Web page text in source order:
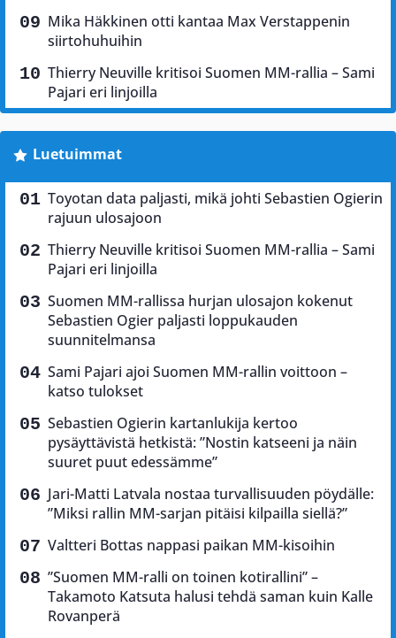
Mika Häkkinen otti kantaa Max Verstappenin
siirtohuhuihin
Thierry Neuville kritisoi Suomen MM-rallia – Sami
Pajari eri linjoilla
Luetuimmat
Toyotan data paljasti, mikä johti Sebastien Ogierin
rajuun ulosajoon
Thierry Neuville kritisoi Suomen MM-rallia – Sami
Pajari eri linjoilla
Suomen MM-rallissa hurjan ulosajon kokenut
Sebastien Ogier paljasti loppukauden
suunnitelmansa
Sami Pajari ajoi Suomen MM-rallin voittoon –
katso tulokset
Sebastien Ogierin kartanlukija kertoo
pysäyttävistä hetkistä: ”Nostin katseeni ja näin
suuret puut edessämme”
Jari-Matti Latvala nostaa turvallisuuden pöydälle:
”Miksi rallin MM-sarjan pitäisi kilpailla siellä?”
Valtteri Bottas nappasi paikan MM-kisoihin
”Suomen MM-ralli on toinen kotirallini” –
Takamoto Katsuta halusi tehdä saman kuin Kalle
Rovanperä